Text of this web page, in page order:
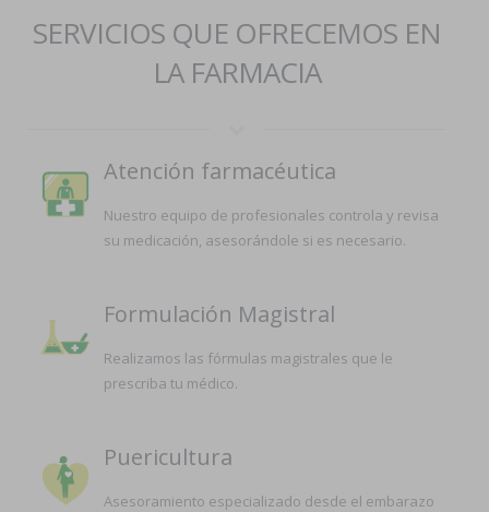
SERVICIOS QUE OFRECEMOS EN
LA FARMACIA
Atención farmacéutica
Nuestro equipo de profesionales controla y revisa
su medicación, asesorándole si es necesario.
Formulación Magistral
Realizamos las fórmulas magistrales que le
prescriba tu médico.
Puericultura
Asesoramiento especializado desde el embarazo